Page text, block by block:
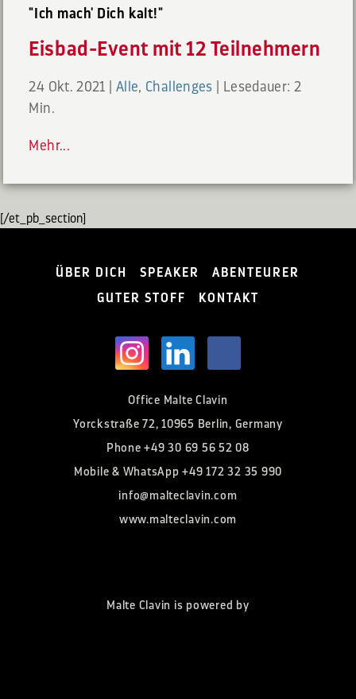
"Ich mach' Dich kalt!"
Eisbad-Event mit 12 Teilnehmern
24 Okt. 2021 Alle, Challenges
Lesedauer: 2
Min.
Mehr...
[/et_pb_section]
ÜBER DICH SPEAKER
ABENTEURER
GUTER STOFF
KONTAKT
Office Malte Clavin
Yorckstraße 72, 10965 Berlin, Germany
Phone+49 30 69 56 52 08
Mobile & WhatsApp+49 172 32 35 990
info@malteclavin.com
www.malteclavin.com
Malte Clavin is powered by